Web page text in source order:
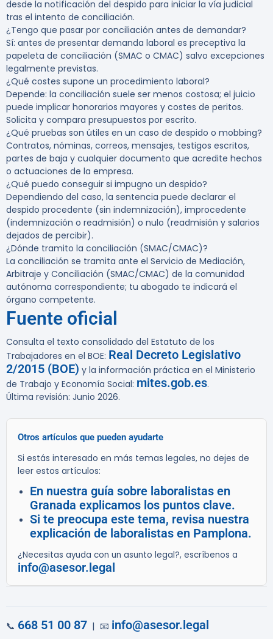
desde la notificación del despido para iniciar la vía judicial
tras el intento de conciliación.
¿Tengo que pasar por conciliación antes de demandar?
Sí: antes de presentar demanda laboral es preceptiva la
papeleta de conciliación (SMAC o CMAC) salvo excepciones
legalmente previstas.
¿Qué costes supone un procedimiento laboral?
Depende: la conciliación suele ser menos costosa; el juicio
puede implicar honorarios mayores y costes de peritos.
Solicita y compara presupuestos por escrito.
¿Qué pruebas son útiles en un caso de despido o mobbing?
Contratos, nóminas, correos, mensajes, testigos escritos,
partes de baja y cualquier documento que acredite hechos
o actuaciones de la empresa.
¿Qué puedo conseguir si impugno un despido?
Dependiendo del caso, la sentencia puede declarar el
despido procedente (sin indemnización), improcedente
(indemnización o readmisión) o nulo (readmisión y salarios
dejados de percibir).
¿Dónde tramito la conciliación (SMAC/CMAC)?
La conciliación se tramita ante el Servicio de Mediación,
Arbitraje y Conciliación (SMAC/CMAC) de la comunidad
autónoma correspondiente; tu abogado te indicará el
órgano competente.
Fuente oficial
Consulta el texto consolidado del Estatuto de los
Trabajadores en el BOE: Real Decreto Legislativo
2/2015 (BOE) y la información práctica en el Ministerio
de Trabajo y Economía Social: mites.gob.es.
Última revisión: Junio 2026.
Otros artículos que pueden ayudarte
Si estás interesado en más temas legales, no dejes de
leer estos artículos:
En nuestra guía sobre laboralistas en
Granada explicamos los puntos clave.
Si te preocupa este tema, revisa nuestra
explicación de laboralistas en Pamplona.
¿Necesitas ayuda con un asunto legal?, escríbenos a
info@asesor.legal
📞 668 51 00 87 | 📧 info@asesor.legal